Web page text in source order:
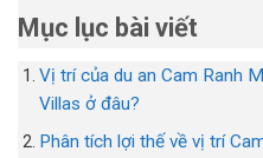
Mục lục bài viết
Vị trí của du an Cam Ranh
Villas ở đâu?
Phân tích lợi thế về vị trí